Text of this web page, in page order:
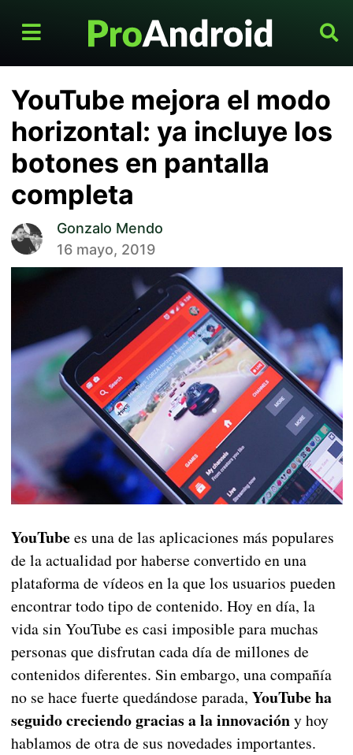
YouTube mejora el modo
horizontal: ya incluye los
botones en pantalla
completa
Gonzalo Mendo
16 mayo, 2019
YouTubees una de las aplicaciones más populares
de la actualidad por haberse convertido en una
plataforma de vídeos en la que los usuarios pueden
encontrar todo tipo de contenido. Hoy en día, la
vida sin YouTube es casi imposible para muchas
personas que disfrutan cada día de millones de
contenidos diferentes. Sin embargo, una compañía
no se hace fuerte quedándose parada, YouTube ha
seguido creciendo gracias a la innovacióny hoy
hablamos de otra de sus novedades importantes.